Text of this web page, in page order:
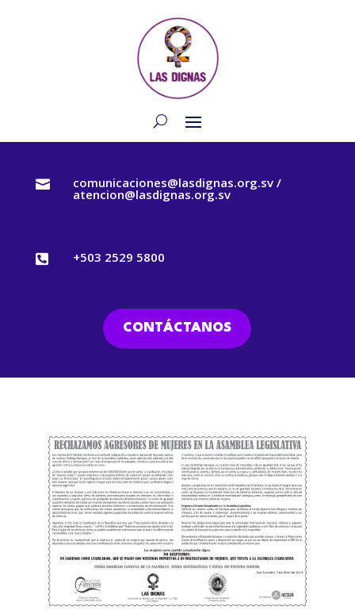
 comunicaciones@lasdignas.org.sv /
atencion@lasdignas.org.sv
 +503 2529 5800
CONTÁCTANOS